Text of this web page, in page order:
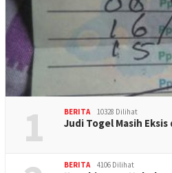
1 BERITA 10328 Dilihat
Judi Togel Masih
BERITA 4106 Dilihat